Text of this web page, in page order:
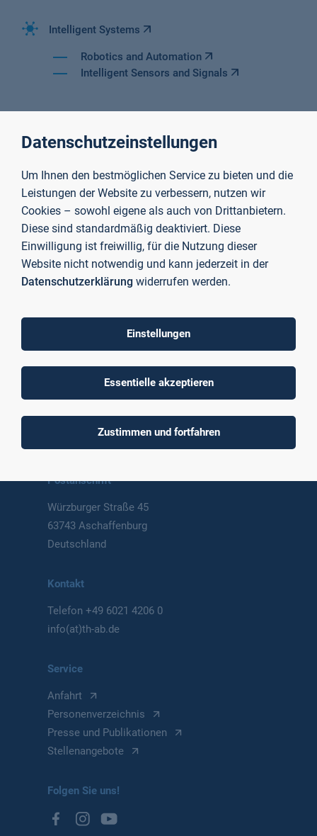
Intelligent Systems
Robotics and Automation
Intelligent Sensors and Signals
Technische Hochschule
Aschaffenburg
University of Applied Sciences
Postanschrift
Würzburger Straße 45
63743 Aschaffenburg
Deutschland
Kontakt
Telefon+49 6021 4206 0
info(at)th-ab.de
Service
Anfahrt
Personenverzeichnis
Presse und Publikationen
Stellenangebote
Folgen Sie uns!
Datenschutzeinstellungen
Um Ihnen den bestmöglichen Service zu bieten und die
Leistungen der Website zu verbessern, nutzen wir
Cookies – sowohl eigene als auch von Drittanbietern.
Diese sind standardmäßig deaktiviert. Diese
Einwilligung ist freiwillig, für die Nutzung dieser
Website nicht notwendig und kann jederzeit in der
Datenschutzerklärung widerrufen werden.
Einstellungen
Essentielle akzeptieren
Zustimmen und fortfahren